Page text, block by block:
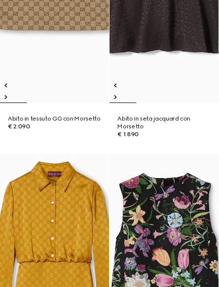
Abito in tessuto GG con Morsetto
€ 2.090
Abito in seta jacquard con
Morsetto
€ 1.890